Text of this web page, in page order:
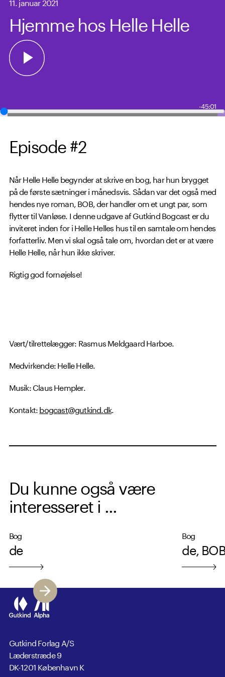
Hjemme hos Helle Helle
-45:01
Episode #2
Når Helle Helle begynder at skrive en bog, har hun brygget
på de første sætninger i månedsvis. Sådan var det også med
hendes nye roman, BOB, der handler om et ungt par, som
flytter til Vanløse. I denne udgave af Gutkind Bogcast er du
inviteret inden for i Helle Helles hus til en samtale om hendes
forfatterliv. Men vi skal også tale om, hvordan det er at være
Helle Helle, når hun ikke skriver.
Rigtig god fornøjelse!
Vært/tilrettelægger: Rasmus Meldgaard Harboe.
Medvirkende: Helle Helle.
Musik: Claus Hempler.
Kontakt:bogcast@gutkind.dk.
Du kunne også være
interesseret i ...
Bog
de
Bog
de,
Gutkind Forlag A/S
Læderstræde 9
DK-1201 København K